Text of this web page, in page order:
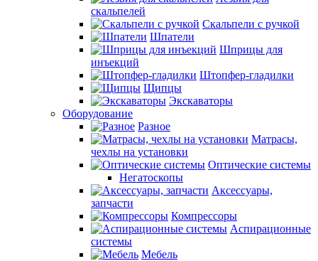
скальпелей
Скальпели с ручкой
Шпатели
Шприцы для
инъекций
Штопфер-гладилки
Щипцы
Экскаваторы
Оборудование
Разное
Матрасы,
чехлы на установки
Оптические системы
Негатоскопы
Аксессуары,
запчасти
Компрессоры
Аспирационные
системы
Мебель